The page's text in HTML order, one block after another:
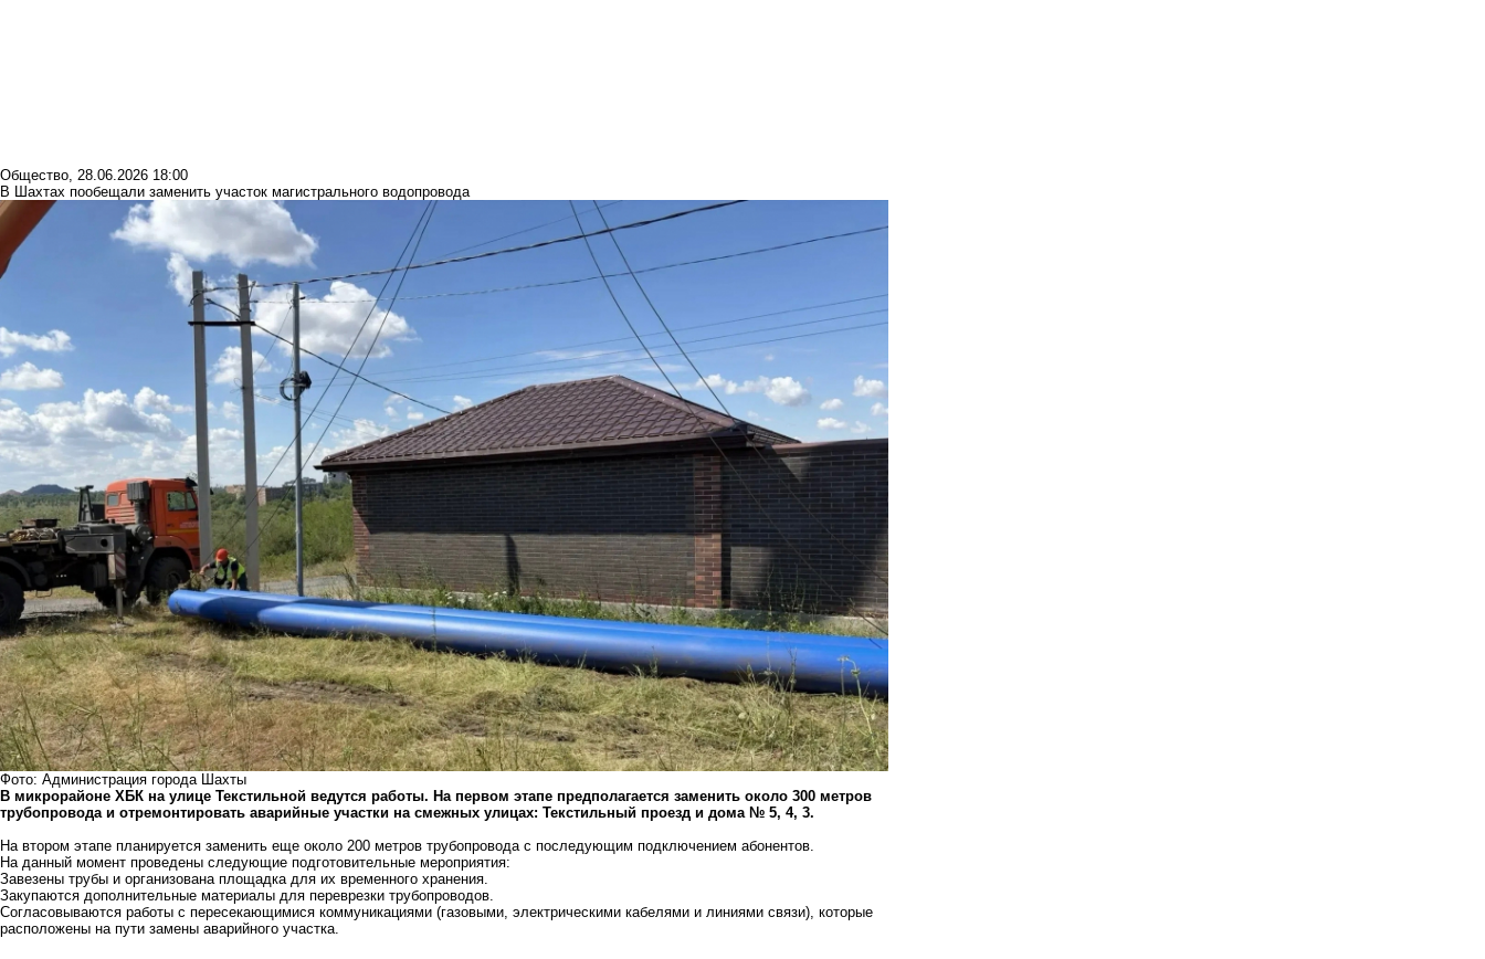
Общество, 28.06.2026 18:00
В Шахтах пообещали заменить участок магистрального водопровода
Фото: Администрация города Шахты
В микрорайоне ХБК на улице Текстильной ведутся работы. На первом этапе предполагается заменить около 300 метров
трубопровода и отремонтировать аварийные участки на смежных улицах: Текстильный проезд и дома № 5, 4, 3.
На втором этапе планируется заменить еще около 200 метров трубопровода с последующим подключением абонентов.
На данный момент проведены следующие подготовительные мероприятия:
Завезены трубы и организована площадка для их временного хранения.
Закупаются дополнительные материалы для переврезки трубопроводов.
Согласовываются работы с пересекающимися коммуникациями (газовыми, электрическими кабелями и линиями связи), которые
расположены на пути замены аварийного участка.